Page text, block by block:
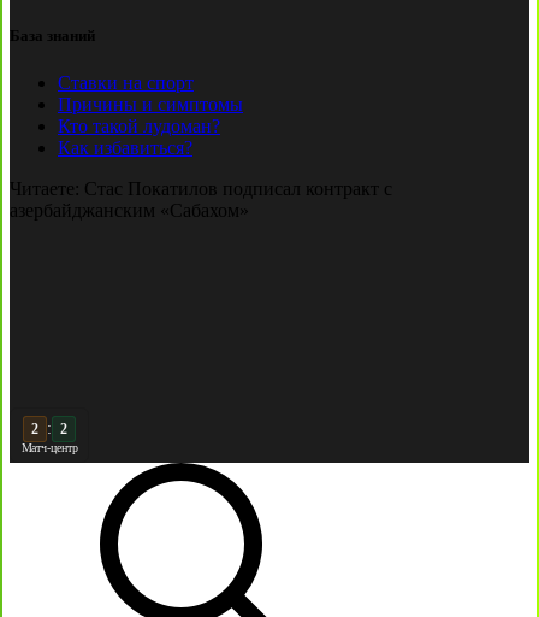
База знаний
Ставки на спорт
Причины и симптомы
Кто такой лудоман?
Как избавиться?
Читаете: Стас Покатилов подписал контракт с
азербайджанским «Сабахом»
:
Матч-центр